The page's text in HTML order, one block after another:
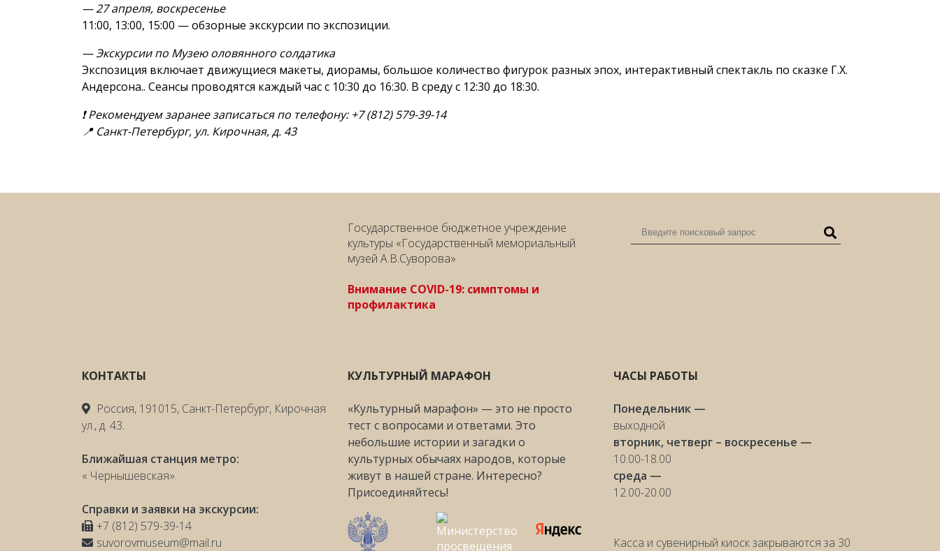
— 27 апреля, воскресенье
11:00, 13:00, 15:00 — обзорные экскурсии по экспозиции.
— Экскурсии по Музею оловянного солдатика
Экспозиция включает движущиеся макеты, диорамы, большое количество фигурок разных эпох, интерактивный спектакль по сказке Г.Х.
Андерсона.. Сеансы проводятся каждый час с 10:30 до 16:30. В среду с 12:30 до 18:30.
❗️ Рекомендуем заранее записаться по телефону: +7 (812) 579-39-14
📍 Санкт-Петербург, ул. Кирочная, д. 43
Государственное бюджетное учреждение
культуры «Государственный мемориальный
музей А.В.Суворова»
Внимание COVID-19: симптомы и
профилактика
КОНТАКТЫ
Россия, 191015, Санкт-Петербург, Кирочная
ул., д. 43.
Ближайшая станция метро:
« Чернышевская».
Справки и заявки на экскурсии:
+7 (812) 579-39-14
suvorovmuseum@mail.ru
КУЛЬТУРНЫЙ МАРАФОН
«Культурный марафон» — это не просто
тест с вопросами и ответами. Это
небольшие истории и загадки о
культурных обычаях народов, которые
живут в нашей стране. Интересно?
Присоединяйтесь!
ЧАСЫ РАБОТЫ
Понедельник —
выходной
вторник, четверг – воскресенье —
10.00-18.00
среда —
12.00-20.00
Касса и сувенирный киоск закрываются за 30